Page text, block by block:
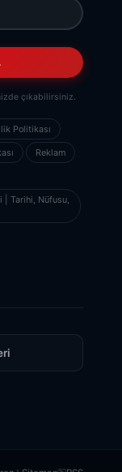
çıkabilirsiniz.
Politikası
Reklam
| Tarihi, Nüfusu,